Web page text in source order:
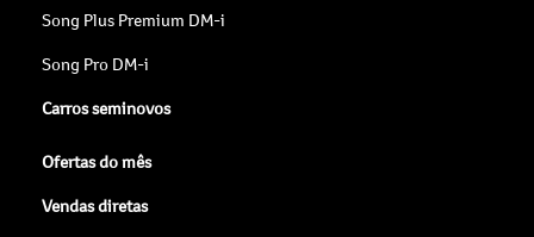
Song Plus Premium DM-i
Song Pro DM-i
Carros seminovos
Ofertas do mês
Vendas diretas